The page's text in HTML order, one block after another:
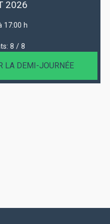
2026
17:00 h
8 / 8
LA DEMI-JOURNÉE